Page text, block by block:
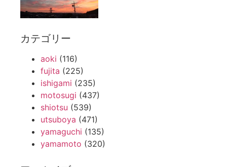
カテゴリー
aoki (116)
fujita (225)
ishigami (235)
motosugi (437)
shiotsu (539)
utsuboya (471)
yamaguchi (135)
yamamoto (320)